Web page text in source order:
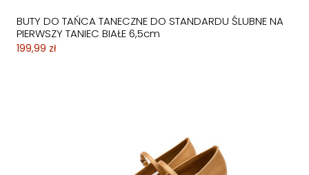
BUTY DO TAŃCA TANECZNE DO STANDARDU ŚLUBNE NA
PIERWSZY TANIEC BIAŁE 6,5cm
199,99 zł